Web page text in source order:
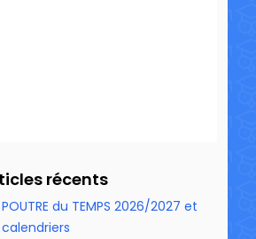
récents
POUTRE du TEMPS 2026/2027 et
calendriers